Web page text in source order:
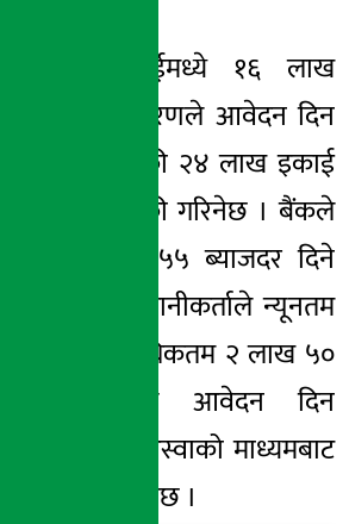
४० लाख इकाईमध्ये १६ लाख
इकाईमा सर्वसाधारणले आवेदन दिन
पाउनेछन् भने बाँकी २४ लाख इकाई
संघसंस्थालाई बिक्री गरिनेछ । बैंकले
यसमा वार्षिक ८।५५ ब्याजदर दिने
जनाएको छ । लगानीकर्ताले न्यूनतम
२५ कित्तादेखि अधिकतम २ लाख ५०
हजार कित्तासम्म आवेदन दिन
सक्नेछन् । सी–आस्वाको माध्यमबाट
आवेदन दिन सकिनेछ ।